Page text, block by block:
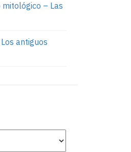
mitológico – Las
antiguos